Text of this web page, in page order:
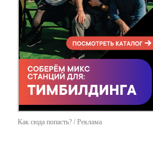
Как сюда попасть? / Реклама